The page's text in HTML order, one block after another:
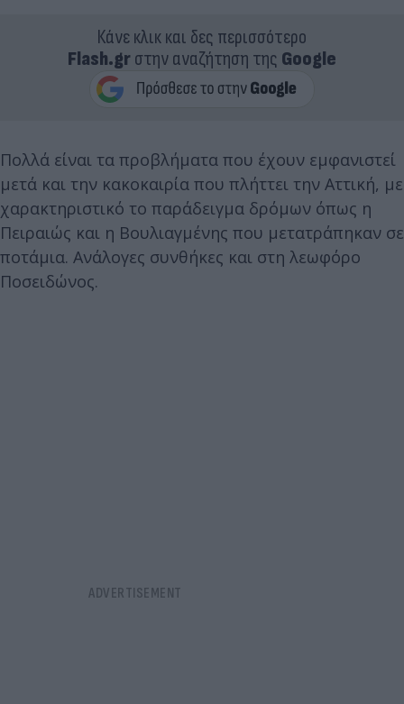
Κάνε κλικ και δες περισσότερο
Flash.grστην αναζήτηση της Google
Πολλά είναι τα προβλήματα που έχουν εμφανιστεί
μετά και την κακοκαιρία που πλήττει την Αττική, με
χαρακτηριστικό το παράδειγμα δρόμων όπως η
Πειραιώς και η Βουλιαγμένης που μετατράπηκαν σε
ποτάμια. Ανάλογες συνθήκες και στη λεωφόρο
Ποσειδώνος.